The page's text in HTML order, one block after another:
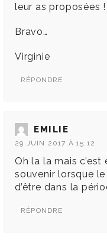
leur as proposées !
Bravo…
Virginie
RÉPONDRE
EMILIE
29 JUIN 2017 À 15:12
Oh la la mais c’est
souvenir lorsque
d’être dans la
RÉPONDRE